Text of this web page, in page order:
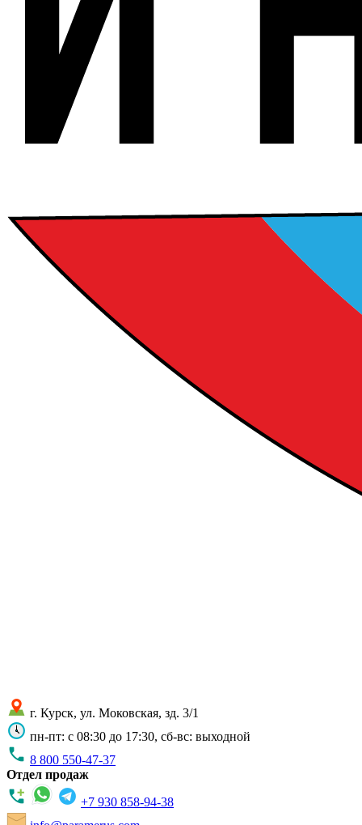
г. Курск, ул. Моковская, зд. 3/1
пн-пт: с 08:30 до 17:30, сб-вс: выходной
8 800 550-47-37
Отдел продаж
+7 930 858-94-38